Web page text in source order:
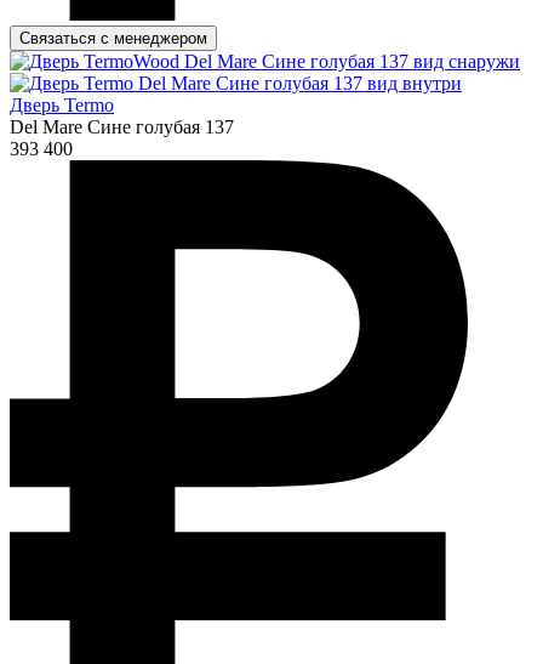
Связаться с менеджером
Дверь Termo
Del Mare Сине голубая 137
393 400